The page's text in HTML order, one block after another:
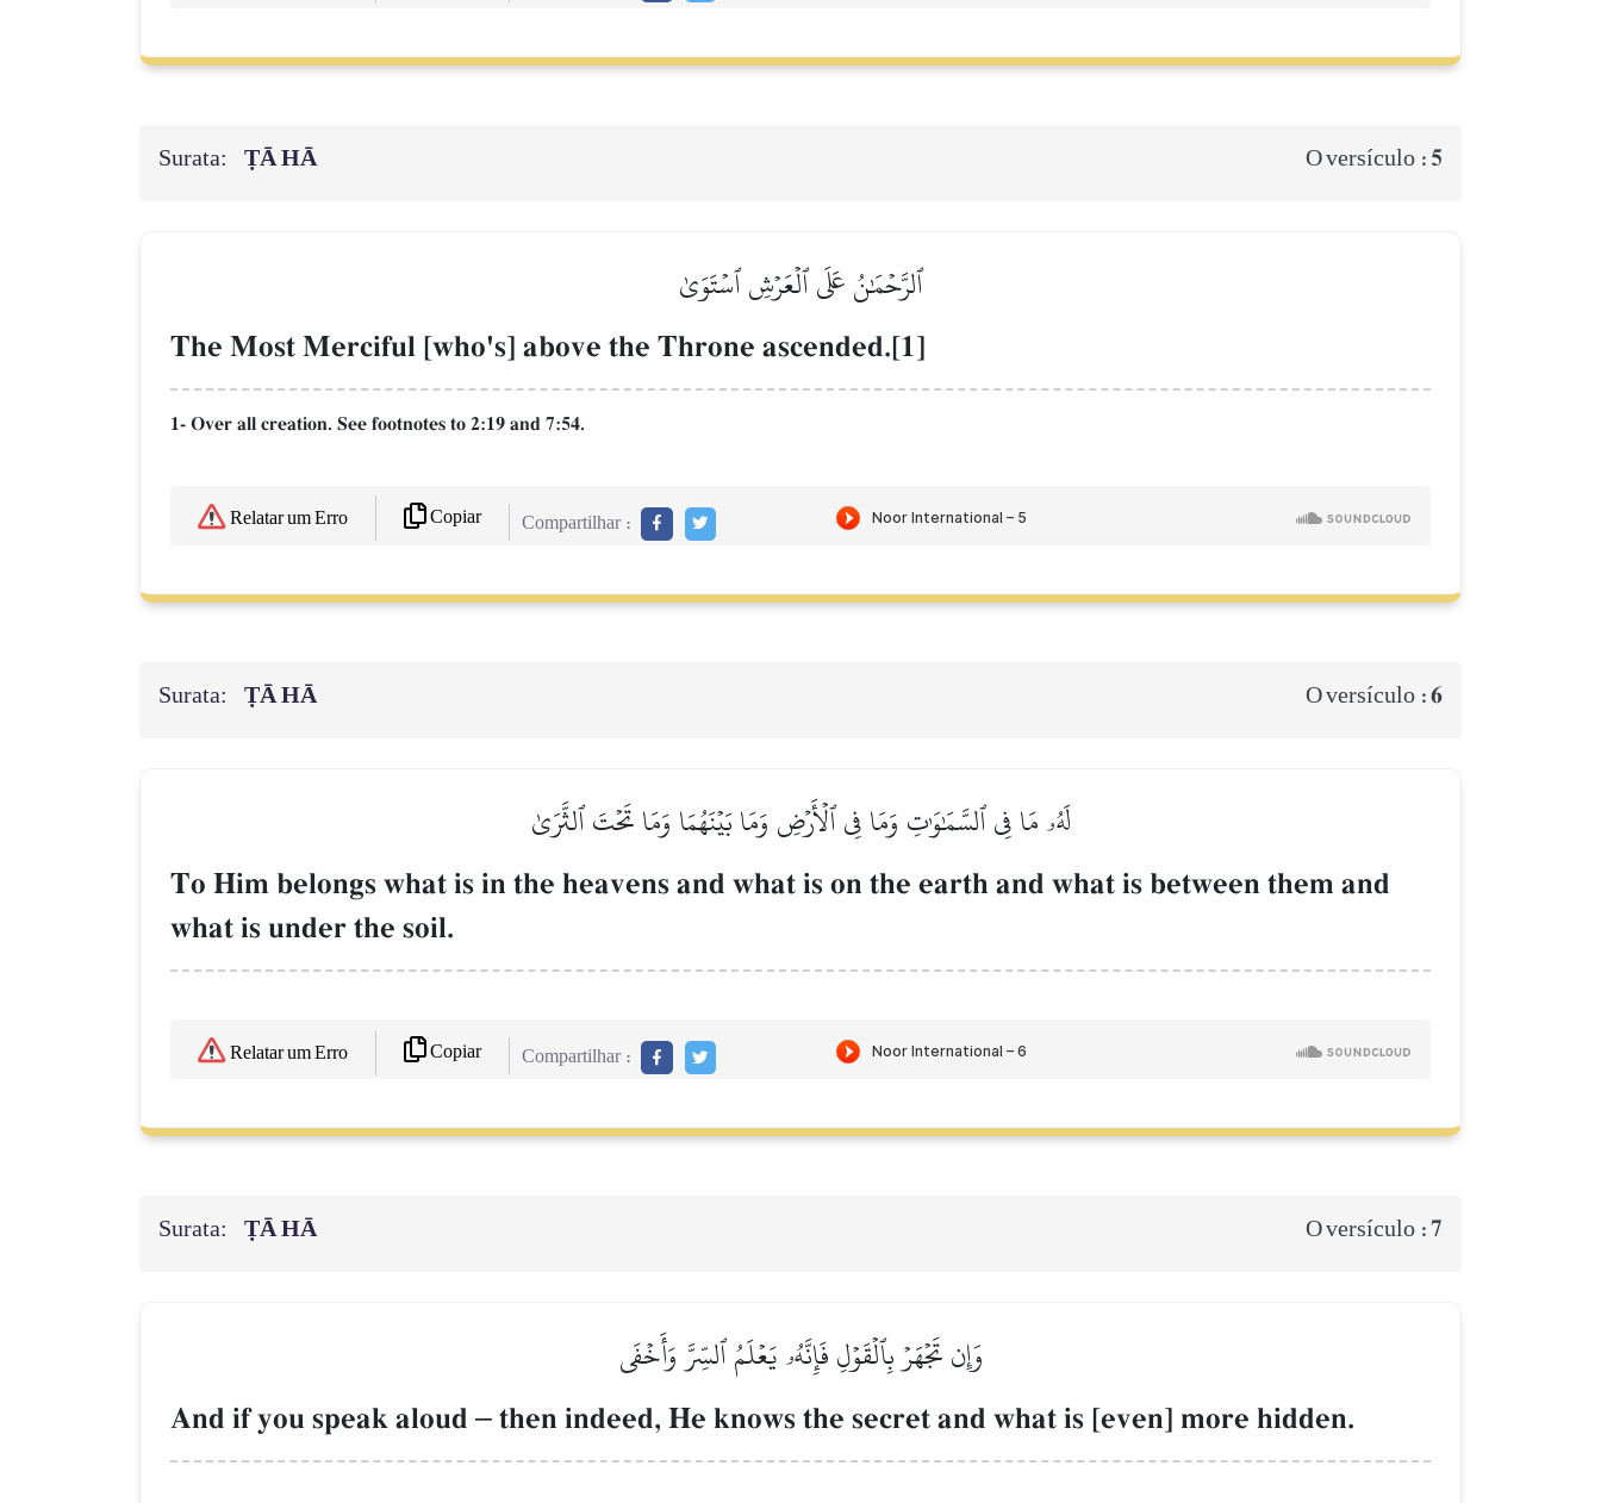
Surata: ṬĀ HĀ O versículo : 5
ٱلرَّحۡمَٰنُ عَلَى ٱلۡعَرۡشِ ٱسۡتَوَىٰ
The Most Merciful [who's] above the Throne ascended.[1]
1- Over all creation. See footnotes to 2:19 and 7:54.
Relatar um Erro Copiar Compartilhar :
Surata: ṬĀ HĀ O versículo :6
لَهُۥ مَا فِي ٱلسَّمَٰوَٰتِ وَمَا فِي ٱلۡأَرۡضِ وَمَا بَيۡنَهُمَا وَمَا تَحۡتَ ٱلثَّرَىٰ
To Him belongs what is in the heavens and what is on the earth and what is between them and
what is under the soil.
Relatar um Erro Copiar Compartilhar :
Surata: ṬĀ HĀ O versículo :7
وَإِن تَجۡهَرۡ بِٱلۡقَوۡلِ فَإِنَّهُۥ يَعۡلَمُ ٱلسِّرَّ وَأَخۡفَى
And if you speak aloud – then indeed, He knows the secret and what is [even] more hidden.